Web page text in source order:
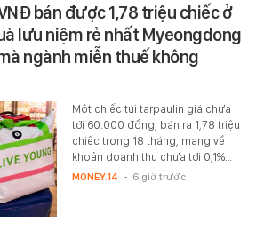
bán được 1,78 triệu chiếc ở
lưu niệm rẻ nhất Myeongdong
ngành miễn thuế không
Một chiếc túi tarpaulin giá chưa
tới 60.000 đồng, bán ra 1,78 triệu
chiếc trong 18 tháng, mang về
khoản doanh thu chưa tới 0,1%…
MONEY.14 - 6 giờ trước